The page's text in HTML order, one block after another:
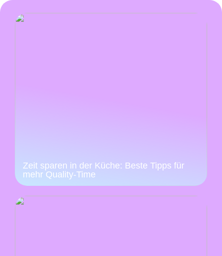
Zeit sparen in der Küche: Beste Tipps für
mehr Quality-Time